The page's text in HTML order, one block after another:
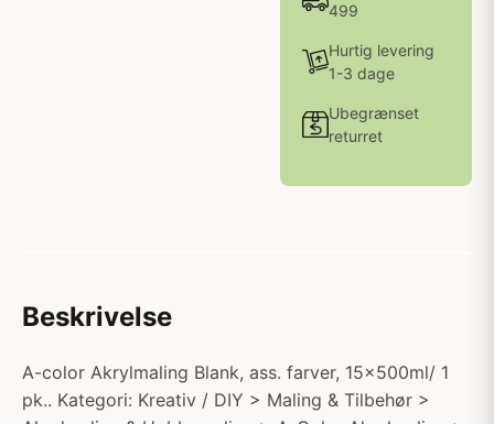
499
Hurtig levering
1-3 dage
Ubegrænset
returret
Beskrivelse
A-color Akrylmaling Blank, ass. farver, 15x500ml/ 1
pk.. Kategori: Kreativ / DIY > Maling & Tilbehør >